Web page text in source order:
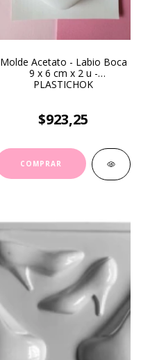
Molde Acetato - Labio Boca
9 x 6 cm x 2 u -
PLASTICHOK
$923,25